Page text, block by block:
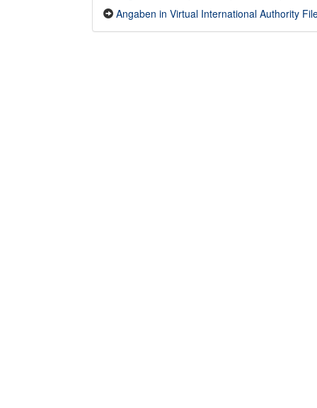
Angaben in Virtual International Authority